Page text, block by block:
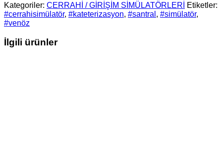
Kategoriler: CERRAHİ / GİRİŞİM SİMÜLATÖRLERİ
Etiketler:
#cerrahisimülatör, #kateterizasyon, #santral , #simülatör,
#venöz
İlgili ürünler